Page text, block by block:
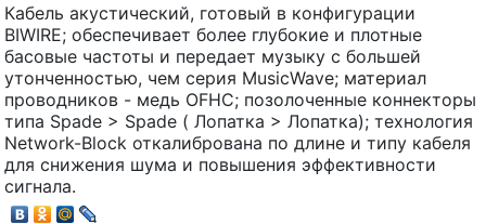
Кабель акустический, готовый в конфигурации
BIWIRE; обеспечивает более глубокие и плотные
басовые частоты и передает музыку с большей
утонченностью, чем серия MusicWave; материал
проводников - медь OFHC; позолоченные коннекторы
типа Spade > Spade ( Лопатка > Лопатка); технология
Network-Block откалибрована по длине и типу кабеля
для снижения шума и повышения эффективности
сигнала.